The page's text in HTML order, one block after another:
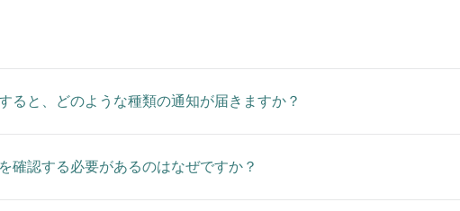
ると、どのような種類の通知が届きますか？
確認する必要があるのはなぜですか？